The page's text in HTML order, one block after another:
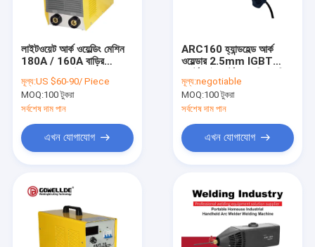
লাইটওয়েট আর্ক ওয়েল্ডিং মেশিন
180A / 160A বাড়ির
মূল্য:US $60-90/ Piece
MOQ:100 টুকরা
সর্বশেষ দাম পান
এখন যোগাযোগ
ARC160 হ্যান্ডহেল্ড আর্ক
ওয়েল্ডার 2.5mm IGBT
মূল্য:negotiable
MOQ:100 টুকরা
সর্বশেষ দাম পান
এখন যোগাযোগ